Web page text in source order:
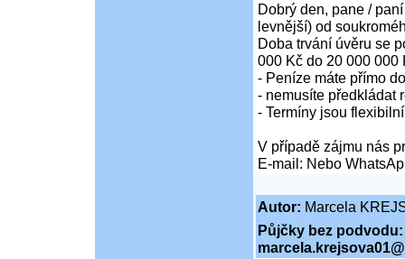
Dobrý den, pane /
levnější) od
Doba trvání úvěru se
000 Kč do 20 000 000
- Peníze máte přímo
- nemusíte předkládat
- Termíny jsou
V případě zájmu nás
E-mail: Nebo
Autor: Marcela
Půjčky bez podvodu: